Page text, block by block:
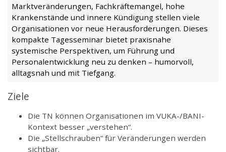
Marktveränderungen, Fachkräftemangel, hohe
Krankenstände und innere Kündigung stellen viele
Organisationen vor neue Herausforderungen. Dieses
kompakte Tagesseminar bietet praxisnahe
systemische Perspektiven, um Führung und
Personalentwicklung neu zu denken – humorvoll,
alltagsnah und mit Tiefgang.
Ziele
Die TN können Organisationen im VUKA-/BANI-
Kontext besser „verstehen“.
Die „Stellschrauben“ für Veränderungen werden
sichtbar.